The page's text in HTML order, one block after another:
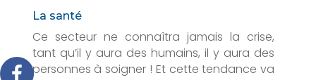
La santé
Ce secteur ne connaîtra jamais la crise,
tant qu’il y aura des humains, il y aura des
personnes à soigner ! Et cette tendance va